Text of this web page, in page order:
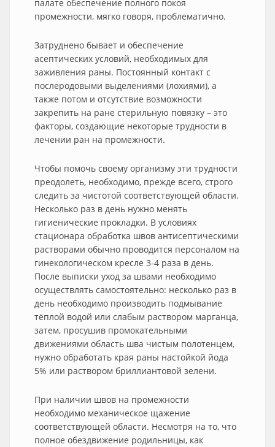
палате обеспечение полного покоя
промежности, мягко говоря, проблематично.
Затруднено бывает и обеспечение
асептических условий, необходимых для
заживления раны. Постоянный контакт с
послеродовыми выделениями (лохиями), а
также потом и отсутствие возможности
закрепить на ране стерильную повязку – это
факторы, создающие некоторые трудности в
лечении ран на промежности.
Чтобы помочь своему организму эти трудности
преодолеть, необходимо, прежде всего, строго
следить за чистотой соответствующей области.
Несколько раз в день нужно менять
гигиенические прокладки. В условиях
стационара обработка швов антисептическими
растворами обычно проводится персоналом на
гинекологическом кресле 3-4 раза в день.
После выписки уход за швами необходимо
осуществлять самостоятельно: несколько раз в
день необходимо производить подмывание
тёплой водой или слабым раствором марганца,
затем, просушив промокательными
движениями область шва чистым полотенцем,
нужно обработать края раны настойкой йода
5% или раствором бриллиантовой зелени.
При наличии швов на промежности
необходимо механическое щажение
соответствующей области. Несмотря на то, что
полное обездвижение родильницы, как